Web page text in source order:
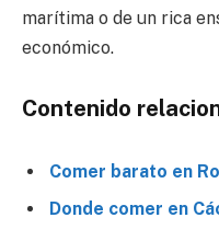
marítima o de un rica
económico.
Contenido
Comer barato en
Donde comer en